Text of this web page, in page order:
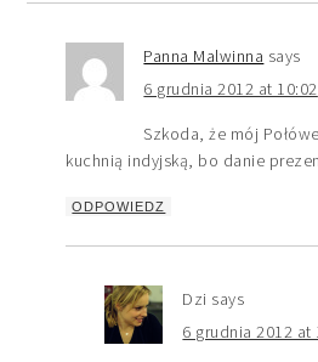
Panna Malwinna says
6 grudnia 2012 at 10:02
Szkoda, że mój
kuchnią indyjską, bo danie
ODPOWIEDZ
Dzi says
6 grudnia 2012 at